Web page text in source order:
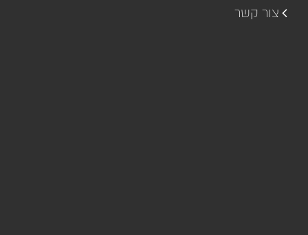
צור קשר